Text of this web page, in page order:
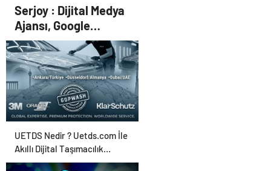
Zelenski yorumu: “Siyasi
poker mi, Rus ruleti mi?”
Serjoy : Dijital Medya
Ajansı, Google
Reklam Ajansı, SEO
Ajansı ve Web
Tasarım Ajansı
UETDS Nedir ? Uetds.com İle
Akıllı Dijital Taşımacılık
Yazılımı